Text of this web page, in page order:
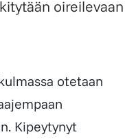
oireilevaan
otetaan
Kipeytynyt